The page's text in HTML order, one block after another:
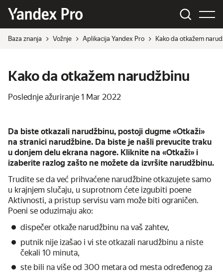
Baza znanja Vožnje Aplikacija Yandex Pro Kako da otkažem
Kako da otkažem narudžbinu
Poslednje ažuriranje 1 Mar 2022
Da biste otkazali narudžbinu, postoji dugme «Otkaži»
na stranici narudžbine. Da biste je našli prevucite traku
u donjem delu ekrana nagore. Kliknite na «Otkaži» i
izaberite razlog zašto ne možete da izvršite narudžbinu.
Trudite se da već prihvaćene narudžbine otkazujete samo
u krajnjem slučaju, u suprotnom ćete izgubiti poene
Aktivnosti, a pristup servisu vam može biti ograničen.
Poeni se oduzimaju ako:
dispečer otkaže narudžbinu na vaš zahtev,
putnik nije izašao i vi ste otkazali narudžbinu a niste
čekali 10 minuta,
ste bili na više od 300 metara od mesta određenog za